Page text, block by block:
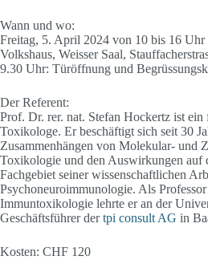
Wann und wo:
Freitag, 5. April 2024 von 10 bis 16
Volkshaus, Weisser Saal,
9.30 Uhr: Türöffnung und
Der Referent:
Prof. Dr. rer. nat. Stefan Hockertz ist
Toxikologe. Er beschäftigt sich seit 30
Zusammenhängen von Molekular- und
Toxikologie und den Auswirkungen auf
Fachgebiet seiner wissenschaftlichen
Psychoneuroimmunologie. Als
Immuntoxikologie lehrte er an der
Geschäftsführer dertpi consult AG in
Kosten: CHF 120